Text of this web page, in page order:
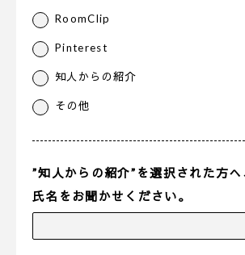
RoomClip
Pinterest
知人からの紹介
その他
”知人からの紹介”を選択された方
氏名をお聞かせください。